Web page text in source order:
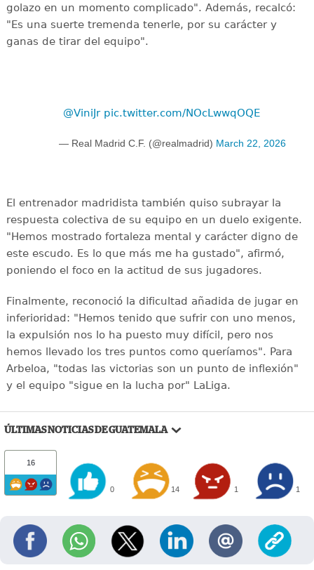
golazo en un momento complicado". Además, recalcó:
"Es una suerte tremenda tenerle, por su carácter y
ganas de tirar del equipo".
@ViniJr pic.twitter.com/NOcLwwqOQE
— Real Madrid C.F. (@realmadrid) March 22, 2026
El entrenador madridista también quiso subrayar la
respuesta colectiva de su equipo en un duelo exigente.
"Hemos mostrado fortaleza mental y carácter digno de
este escudo. Es lo que más me ha gustado", afirmó,
poniendo el foco en la actitud de sus jugadores.
Finalmente, reconoció la dificultad añadida de jugar en
inferioridad: "Hemos tenido que sufrir con uno menos,
la expulsión nos lo ha puesto muy difícil, pero nos
hemos llevado los tres puntos como queríamos". Para
Arbeloa, "todas las victorias son un punto de inflexión"
y el equipo "sigue en la lucha por" LaLiga.
ÚLTIMAS NOTICIAS DE GUATEMALA
16
0 14 1 1